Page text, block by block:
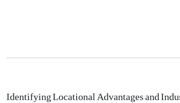
Identifying Locational Advantages and